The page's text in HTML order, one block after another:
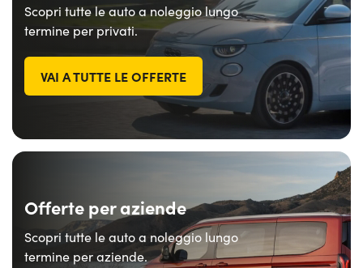
Scopri tutte le auto a noleggio lungo
termine per privati.
VAI A TUTTE LE OFFERTE
Offerte per aziende
Scopri tutte le auto a noleggio lungo
termine per aziende.